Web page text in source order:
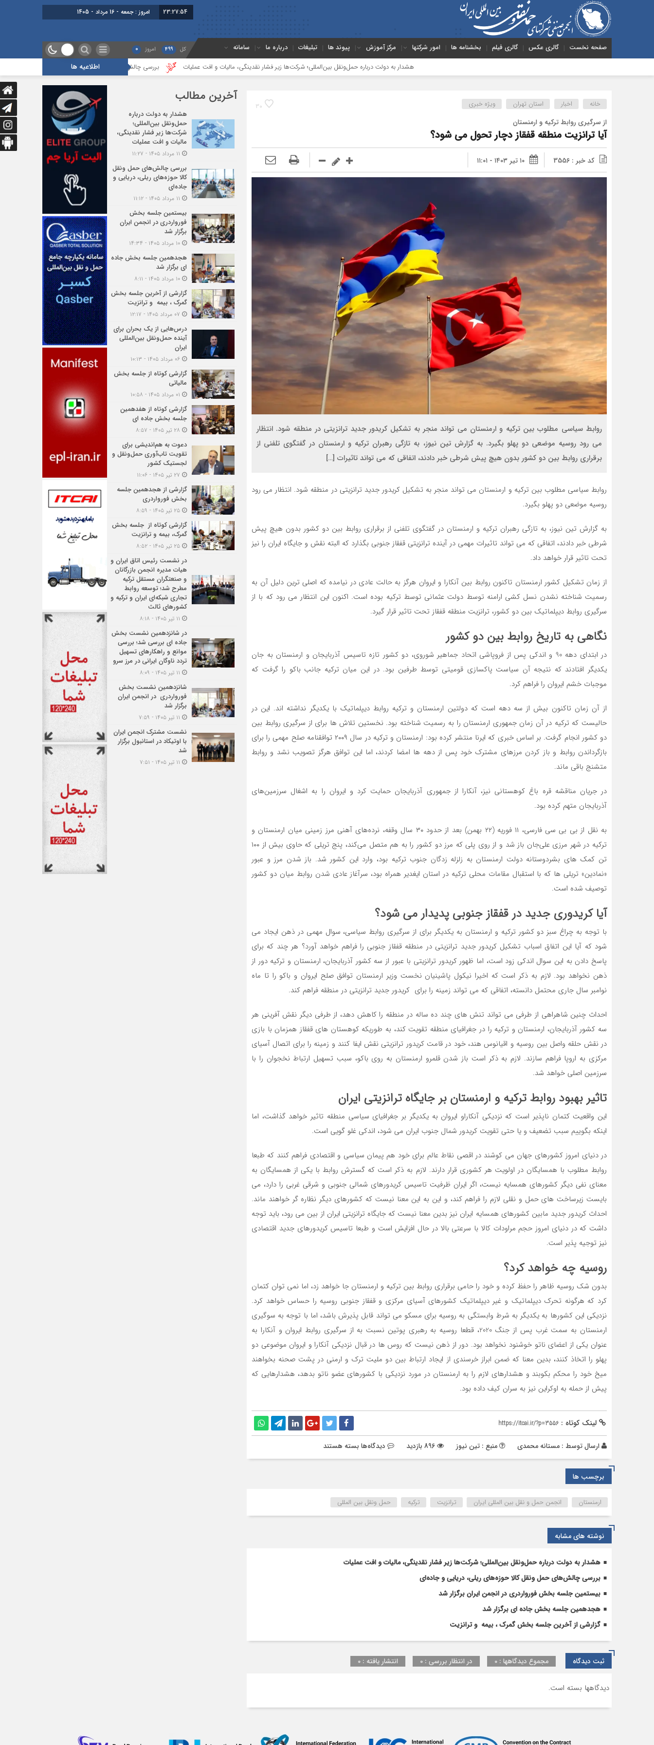
23:27:55 برابر با : Friday - 7 August - 2026
صفحه نخست گالری عکس گالری فیلم بخشنامه ها امور شرکتها مرکز آموزش پیوند ها تبلیغات درباره ما سامانه کل 499 امروز 0
اطلاعیه ها هشدار به دولت درباره حمل‌ونقل بین‌المللی؛ شرکت‌ها زیر فشار نقدینگی، مالیات و افت عملیات بررسی چالش‌های حمل ونقل کالا حوزه‌های ریلی، دریایی و جاده‌ای
30 خانه اخبار استان تهران ویژه خبری
از سرگیری روابط ترکیه و ارمنستان
آیا ترانزیت منطقه قفقاز دچار تحول می شود؟
کد خبر : 3556 ۱۰ تیر ۱۴۰۳ - ۱۱:۰۱
روابط سیاسی مطلوب بین ترکیه و ارمنستان می تواند منجر به تشکیل کریدور جدید ترانزیتی در منطقه شود. انتظار
می رود روسیه موضعی دو پهلو بگیرد. به گزارش تین نیوز، به تازگی رهبران ترکیه و ارمنستان در گفتگوی تلفنی از
برقراری روابط بین دو کشور بدون هیچ پیش شرطی خبر دادند، اتفاقی که می تواند تاثیرات […]
روابط سیاسی مطلوب بین ترکیه و ارمنستان می تواند منجر به تشکیل کریدور جدید ترانزیتی در منطقه شود. انتظار می رود
روسیه موضعی دو پهلو بگیرد.
به گزارش تین نیوز، به تازگی رهبران ترکیه و ارمنستان در گفتگوی تلفنی از برقراری روابط بین دو کشور بدون هیچ پیش
شرطی خبر دادند، اتفاقی که می تواند تاثیرات مهمی در آینده ترانزیتی قفقاز جنوبی بگذارد که البته نقش و جایگاه ایران را نیز
تحت تاثیر قرار خواهد داد.
از زمان تشکیل کشور ارمنستان تاکنون روابط بین آنکارا و ایروان هرگز به حالت عادی در نیامده که اصلی ترین دلیل آن به
رسمیت شناخته نشدن نسل کشی ارامنه توسط دولت عثمانی توسط ترکیه بوده است. اکنون این انتظار می رود که با از
سرگیری روابط دیپلماتیک بین دو کشور، ترانزیت منطقه قفقاز تحت تاثیر قرار گیرد.
نگاهی به تاریخ روابط بین دو کشور
در ابتدای دهه 90 و اندکی پس از فروپاشی اتحاد جماهیر شوروی، دو کشور تازه تاسیس آذربایجان و ارمنستان به جان
یکدیگر افتادند که نتیجه آن سیاست پاکسازی قومیتی توسط طرفین بود. در این میان ترکیه جانب باکو را گرفت که
موجبات خشم ایروان را فراهم کرد.
از آن زمان تاکنون بیش از سه دهه است که دولتین ارمنستان و ترکیه روابط دیپلماتیک با یکدیگر نداشته اند. این در
حالیست که ترکیه در آن زمان جمهوری ارمنستان را به رسمیت شناخته بود. نخستین تلاش ها برای از سرگیری روابط بین
دو کشور انجام گرفت. بر اساس خبری که ایرنا منتشر کرده بود: ارمنستان و ترکیه در سال ۲۰۰۹ توافقنامه صلح مهمی را برای
بازگرداندن روابط و باز کردن مرزهای مشترک خود پس از دهه ها امضا کردند، اما این توافق هرگز تصویب نشد و روابط
متشنج باقی ماند.
در جریان مناقشه قره باغ کوهستانی نیز، آنکارا از جمهوری آذربایجان حمایت کرد و ایروان را به اشغال سرزمین‌های
آذربایجان متهم کرده بود.
به نقل از بی بی سی فارسی، ​۱۱ فوریه (۲۲ بهمن) بعد از حدود ۳۰ سال وقفه، نرده‌های آهنی مرز زمینی میان ارمنستان و
ترکیه در شهر مرزی علی‌جان باز شد و از روی پلی که مرز دو کشور را به هم متصل می‌کند، پنج تریلی که حاوی بیش از ۱۰۰
تن کمک‌ های بشردوستانه دولت ارمنستان به زلزله زدگان جنوب ترکیه بود، وارد این کشور شد. باز شدن مرز و عبور
«نمادین» تریلی‌ ها که با استقبال مقامات محلی ترکیه در استان ایغدیر همراه بود، سرآغاز عادی شدن روابط میان دو کشور
توصیف شده است.
آیا کریدوری جدید در قفقاز جنوبی پدیدار می شود؟
با توجه به چراغ سبز دو کشور ترکیه و ارمنستان به یکدیگر برای از سرگیری روابط سیاسی، سوال مهمی در ذهن ایجاد می
شود که آیا این اتفاق اسباب تشکیل کریدور جدید ترانزیتی در منطقه قفقاز جنوبی را فراهم خواهد آورد؟ هر چند که برای
پاسخ دادن به این سوال اندکی زود است، اما ظهور کریدور ترانزیتی با عبور از سه کشور آذربایجان، ارمنستان و ترکیه دور از
ذهن نخواهد بود. لازم به ذکر است که اخیرا نیکول پاشینیان نخست وزیر ارمنستان توافق صلح ایروان و باکو را تا ماه
نوامبر سال جاری محتمل دانسته، اتفاقی که می تواند زمینه را برای کریدور جدید ترانزیتی در منطقه فراهم کند.
احداث چنین شاهراهی از طرفی می تواند تنش های چند ده ساله در منطقه را کاهش دهد، از طرفی دیگر نقش آفرینی هر
سه کشور آذربایجان، ارمنستان و ترکیه را در جغرافیای منطقه تقویت کند، به طوریکه کوهستان های قفقاز همزمان با بازی
در نقش حلقه واصل بین روسیه و اقیانوس هند، خود در قامت کریدور ترانزیتی نقش ایفا کنند و زمینه را برای اتصال آسیای
مرکزی به اروپا فراهم سازند. لازم به ذکر است باز شدن قلمرو ارمنستان به روی باکو، سبب تسهیل ارتباط نخجوان را با
سرزمین اصلی خواهد شد.
تاثیر بهبود روابط ترکیه و ارمنستان بر جایگاه ترانزیتی ایران
این واقعیت کتمان ناپذیر است که نزدیکی آنکاراو ایروان به یکدیگر بر‌ جغرافیای سیاسی منطقه تاثیر خواهد گذاشت، اما
اینکه بگوییم سبب تضعیف و یا حتی تقویت کریدور شمال جنوب ایران می شود، اندکی غلو گویی ‌است.
در دنیای امروز کشورهای جهان می کوشند در اقصی نقاط عالم برای خود هم پیمان سیاسی و اقتصادی فراهم کنند که طبعا
روابط مطلوب با همسایگان در اولویت هر کشوری قرار دارند. لازم به ذکر است که گسترش روابط با یکی‌ از همسایگان به
معنای نفی دیگر کشورهای همسایه نیست، اگر ایران ظرفیت تاسیس کریدورهای شمالی جنوبی و شرقی غربی را دارد، می
بایست زیرساخت های حمل و نقلی لازم را فراهم کند، و این به این معنا نیست که کشورهای دیگر نظاره گر خواهند ماند.
احداث کریدور جدید مابین کشورهای همسایه ایران نیز بدین معنا نیست که جایگاه ترانزیتی ایران از بین می رود، باید توجه
داشت که در دنیای امروز حجم مراودات کالا با سرعتی بالا در حال افزایش است و طبعا تاسیس کریدورهای جدید اقتصادی
نیز توجیه پذیر است.
روسیه چه خواهد کرد؟
بدون شک روسیه ظاهر را حفظ کرده و خود را حامی برقراری روابط بین ترکیه و ارمنستان جا خواهد زد، اما نمی توان کتمان
کرد که هرگونه تحرک دیپلماتیک و غیر دیپلماتیک کشورهای آسیای مرکزی و قفقاز جنوبی روسیه را حساس خواهد کرد.
نزدیکی این کشورها به یکدیگر به شرط وابستگی به روسیه برای مسکو می تواند قابل پذیرش باشد، اما با توجه به سوگیری
ارمنستان به سمت غرب پس از جنگ 2020، قطعا روسیه به رهبری پوتین نسبت به از سرگیری روابط ایروان و آنکارا به
عنوان یکی از اعضای ناتو خوشنود نخواهد بود. دو‌ر از ذهن نیست که روس ها در قبال نزدیکی آنکارا و ایروان موضوعی دو
پهلو را اتخاذ کنند، بدین معنا که ضمن ابراز خرسندی از ایجاد ارتباط بین دو ملیت ترک و ارمنی در پشت صحنه بخواهند
میخ خود را محکم بکوبند و هشدارهای لازم را به ارمنستان در مورد نزدیکی با کشورهای عضو ناتو بدهد، هشدارهایی که
پیش از حمله به اوکراین نیز به سران کیف داده بود.
لینک کوتاه : https://itcai.ir/?p=3556
ارسال توسط : مستانه محمدی منبع : تین نیوز دیدگاه‌ها برای
آیا
دچار
تحول
بسته هستند
برچسب ها
ارمنستان انجمن حمل و نقل بین المللی ایران ترانزیت ترکیه حمل ونقل بین المللی
نوشته های مشابه
هشدار به دولت درباره حمل‌ونقل بین‌المللی؛ شرکت‌ها زیر فشار نقدینگی، مالیات و افت عملیات
بررسی چالش‌های حمل ونقل کالا حوزه‌های ریلی، دریایی و جاده‌ای
بیستمین جلسه بخش فورواردری در انجمن ایران برگزار شد
هجدهمین جلسه بخش جاده ای برگزار شد
گزارشی از آخرین جلسه بخش گمرک ، بیمه و ترانزیت
ثبت دیدگاه مجموع دیدگاهها : 0 در انتظار بررسی : 0 انتشار یافته : 0
دیدگاهها بسته است.
آخرین مطالب
هشدار به دولت درباره
حمل‌ونقل بین‌المللی؛
شرکت‌ها زیر فشار نقدینگی،
مالیات و افت عملیات
بررسی چالش‌های حمل ونقل
کالا حوزه‌های ریلی، دریایی و
جاده‌ای
بیستمین جلسه بخش
فورواردری در انجمن ایران
برگزار شد
۱۰ مرداد ۱۴۰۵ - ۱۴:۳۴
هجدهمین جلسه بخش جاده
ای برگزار شد
۱۰ مرداد ۱۴۰۵ - ۸:۱۱
گزارشی از آخرین جلسه بخش
گمرک ، بیمه و ترانزیت
درس‌هایی از یک بحران برای
آینده حمل‌ونقل بین‌المللی
ایران
گزارشی کوتاه از جلسه بخش
مالیاتی
گزارشی کوتاه از هفدهمین
جلسه بخش جاده ای
دعوت به هم‌اندیشی برای
تقویت تاب‌آوری حمل‌ونقل و
لجستیک کشور
گزارشی از هجدهمین جلسه
بخش فورواردری
۲۵ تیر ۱۴۰۵ - ۸:۵۹
گزارشی کوتاه از جلسه بخش
گمرک، بیمه و ترانزیت
۲۵ تیر ۱۴۰۵ - ۸:۵۲
در نشست رئیس اتاق ایران و
هیات مدیره انجمن بازرگانان
و صنعتگران مستقل ترکیه
مطرح شد؛ توسعه روابط
تجاری شبکه‌ای ایران و ترکیه و
کشورهای ثالث
در شانزدهمین نشست بخش
جاده ای بررسی شد؛ بررسی
موانع و راهکارهای تسهیل
تردد ناوگان ایرانی در مرز سرو
شانزدهمین نشست بخش
فورواردری در انجمن ایران
برگزار شد
نشست مشترک انجمن ایران
با اوتیکاد در استانبول برگزار
شد